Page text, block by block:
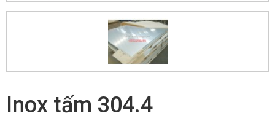
Inox tấm 304.4